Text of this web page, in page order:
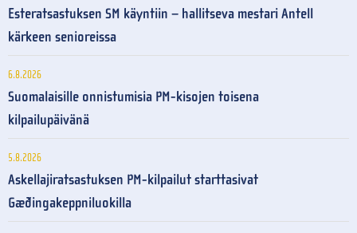
Esteratsastuksen SM käyntiin – hallitseva mestari Antell
kärkeen senioreissa
6.8.2026
Suomalaisille onnistumisia PM-kisojen toisena
kilpailupäivänä
5.8.2026
Askellajiratsastuksen PM-kilpailut starttasivat
Gæðingakeppniluokilla